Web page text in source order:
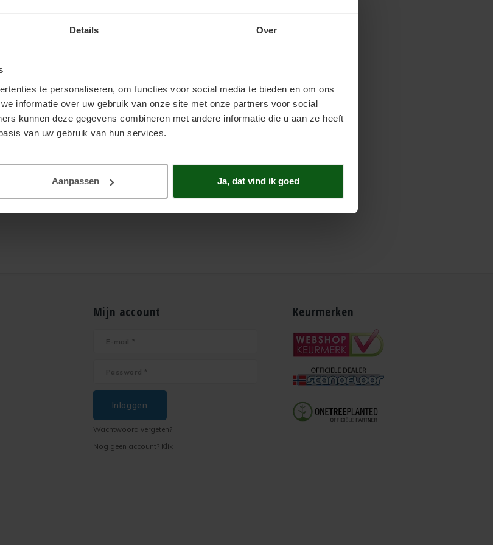
Details Over
te personaliseren, om functies voor social media te bieden en om ons
informatie over uw gebruik van onze site met onze partners voor social
kunnen deze gegevens combineren met andere informatie die u aan ze heeft
van uw gebruik van hun services.
Aanpassen Ja, dat vind ik goed
Mijn account
Inloggen
Wachtwoord vergeten?
Nog geen account? Klik
Keurmerken